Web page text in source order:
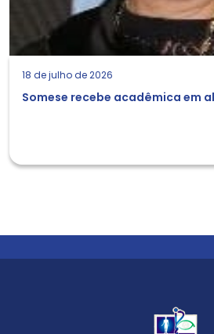
18 de julho de 2026
Somese recebe acadêmica em